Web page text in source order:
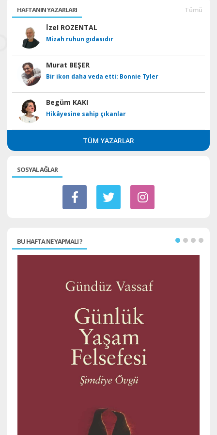
HAFTANIN YAZARLARI Tümü
İzel ROZENTAL
Mizah ruhun gıdasıdır
Murat BEŞER
Bir ikon daha veda etti: Bonnie Tyler
Begüm KAKI
Hikâyesine sahip çıkanlar
TÜM YAZARLAR
SOSYAL AĞLAR
BU HAFTA NE YAPMALI ?